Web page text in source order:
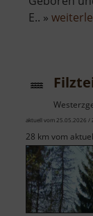
E.. »
aktuell vom 25.05.2026 /
28 km vom